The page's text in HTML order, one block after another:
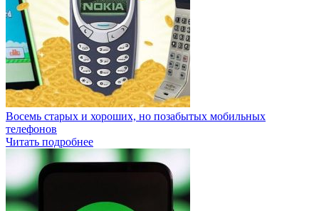
Восемь старых и хороших, но позабытых мобильных
телефонов
Читать подробнее